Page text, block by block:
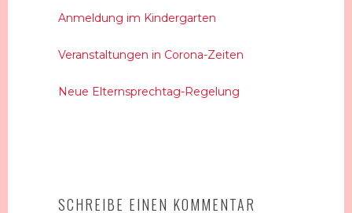
Anmeldung im Kindergarten
Veranstaltungen in Corona-Zeiten
Neue Elternsprechtag-Regelung
SCHREIBE EINEN KOMMENTAR